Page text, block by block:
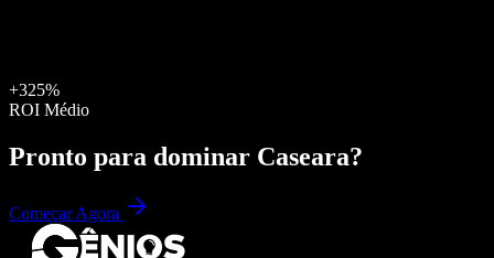
+325%
ROI Médio
Pronto para dominar Caseara?
Começar Agora